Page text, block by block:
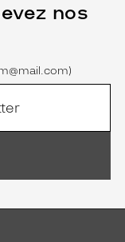
nos